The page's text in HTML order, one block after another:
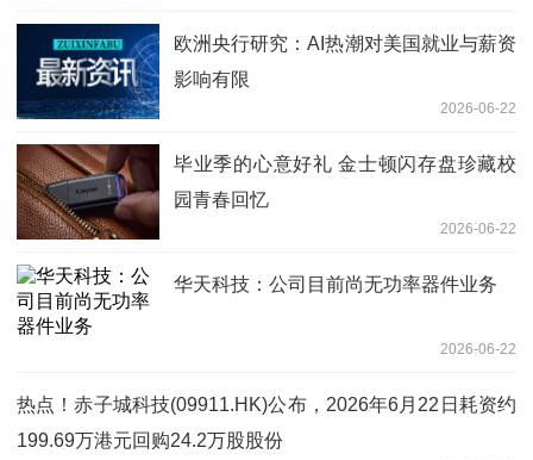
欧洲央行研究：AI热潮对美国就业与薪资
影响有限
2026-06-22
毕业季的心意好礼 金士顿闪存盘珍藏校
园青春回忆
2026-06-22
华天科技：公司目前尚无功率器件业务
2026-06-22
热点！赤子城科技(09911.HK)公布，2026年6月22日耗资约
199.69万港元回购24.2万股股份